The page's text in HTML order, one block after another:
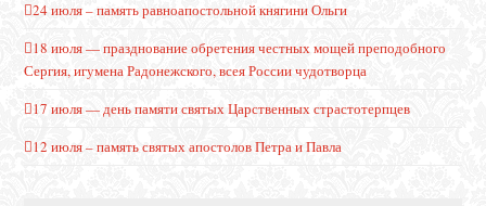
24 июля – память равноапостольной княгини Ольги
18 июля — празднование обретения честных мощей преподобного
Сергия, игумена Радонежского, всея России чудотворца
17 июля — день памяти святых Царственных страстотерпцев
12 июля – память святых апостолов Петра и Павла